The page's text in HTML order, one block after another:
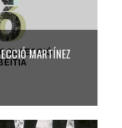
MARTÍNEZ